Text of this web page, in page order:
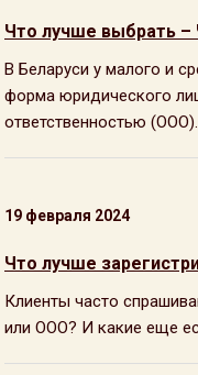
Что лучше выбрать
В Беларуси у малого и
форма юридического
ответственностью
19 февраля 2024
Что лучше
Клиенты часто
или ООО? И какие еще